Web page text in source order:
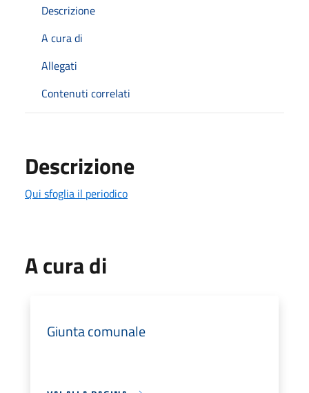
Descrizione
A cura di
Allegati
Contenuti correlati
Descrizione
Qui sfoglia il periodico
A cura di
Giunta comunale